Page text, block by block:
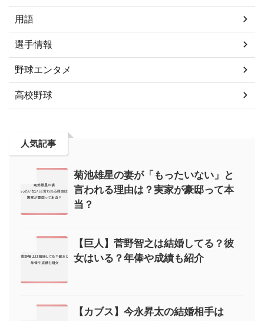
用語
選手情報
野球エンタメ
高校野球
人気記事
菊池雄星の妻が「もったいない」と
言われる理由は？実家が豪邸って本
当？
【巨人】菅野智之は結婚してる？彼
女はいる？年俸や成績も紹介
【カブス】今永昇太の結婚相手は